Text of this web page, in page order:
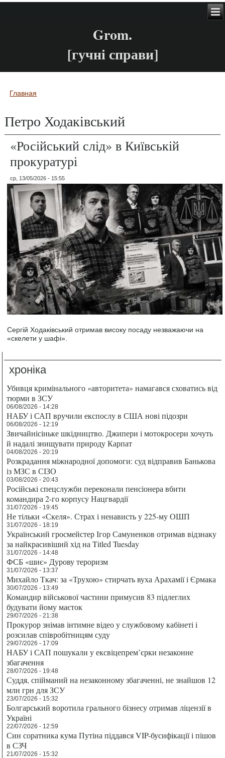
Grom.
[гучні справи]
Вы здесь
Главная
Петро Ходаківський
«Російський слід» в Київській
прокуратурі
ср, 13/05/2026 - 15:55
Сергій Ходаківський отримав високу посаду незважаючи на
«скелети у шафі».
хроніка
Убивця кримінального «авторитета» намагався сховатись від
тюрми в ЗСУ
06/08/2026 - 14:28
НАБУ і САП вручили експослу в США нові підозри
06/08/2026 - 12:19
Звичайнісіньке шкідництво. Джипери і мотокросери хочуть
й надалі знищувати природу Карпат
04/08/2026 - 20:19
Розкрадання міжнародної допомоги: суд відправив Банькова
із МЗС в СІЗО
03/08/2026 - 20:43
Російські спецслужби переконали пенсіонера вбити
командира 2-го корпусу Нацгвардії
31/07/2026 - 19:45
Не тільки «Скеля». Страх і ненависть у 225-му ОШП
31/07/2026 - 18:19
Український гросмейстер Ігор Самуненков отримав відзнаку
за найкрасивіший хід на Titled Tuesday
31/07/2026 - 14:48
ФСБ «шиє» Дурову тероризм
31/07/2026 - 13:37
Михайло Ткач: за «Трухою» стирчать вуха Арахамії і Єрмака
30/07/2026 - 13:49
Командир військової частини примусив 83 підлеглих
будувати йому маєток
29/07/2026 - 21:38
Прокурор знімав інтимне відео у службовому кабінеті і
розсилав співробітницям суду
29/07/2026 - 17:09
НАБУ і САП пошукали у ексвіцепрем’єрки незаконне
збагачення
28/07/2026 - 19:48
Суддя, спійманий на незаконному збагаченні, не знайшов 12
млн грн для ЗСУ
23/07/2026 - 15:32
Болгарський воротила грального бізнесу отримав ліцензії в
Україні
22/07/2026 - 12:59
Син соратника кума Путіна піддався VIP-бусифікації і пішов
в СЗЧ
21/07/2026 - 15:32